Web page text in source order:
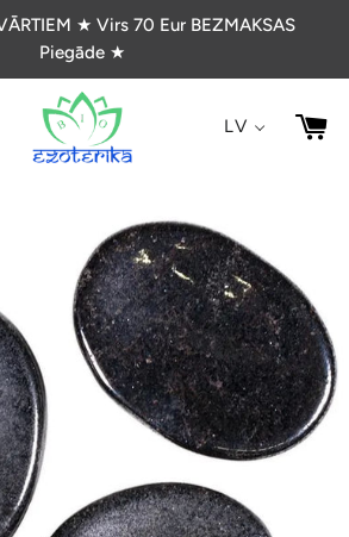
★ Virs 70 Eur BEZMAKSAS
Piegāde ★
LV